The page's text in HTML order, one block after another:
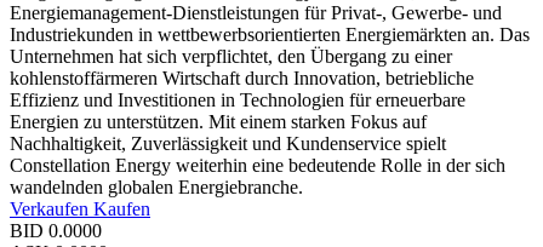
Energiemanagement-Dienstleistungen für Privat-, Gewerbe- und
Industriekunden in wettbewerbsorientierten Energiemärkten an. Das
Unternehmen hat sich verpflichtet, den Übergang zu einer
kohlenstoffärmeren Wirtschaft durch Innovation, betriebliche
Effizienz und Investitionen in Technologien für erneuerbare
Energien zu unterstützen. Mit einem starken Fokus auf
Nachhaltigkeit, Zuverlässigkeit und Kundenservice spielt
Constellation Energy weiterhin eine bedeutende Rolle in der sich
wandelnden globalen Energiebranche.
Verkaufen Kaufen
BID 0.0000